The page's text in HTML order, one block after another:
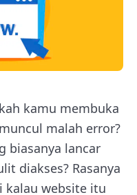
kamu membuka
malah error?
biasanya lancar
diakses? Rasanya
kalau website itu